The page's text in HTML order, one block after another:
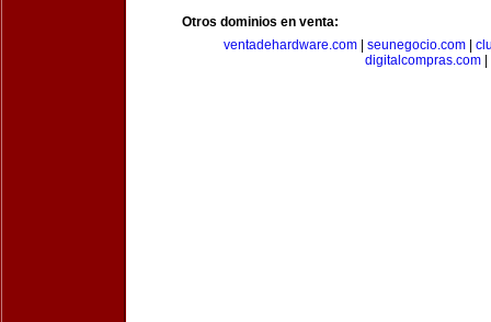
Otros dominios en venta:
ventadehardware.com| seunegocio.com|
digitalcompras.com